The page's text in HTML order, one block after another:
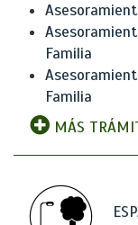
Familia
Familia
MÁS